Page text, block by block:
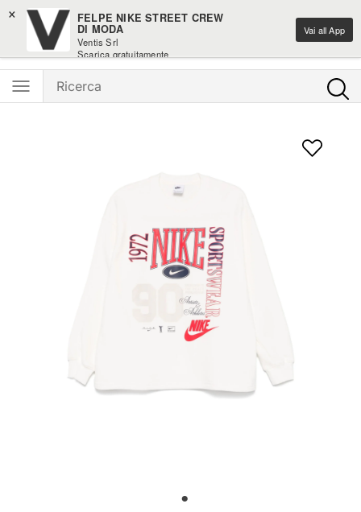
× FELPE NIKE STREET CREW
DI MODA
Ventis Srl
Scarica gratuitamente
Vai all App
Ventis - L'e-shopping parla italiano